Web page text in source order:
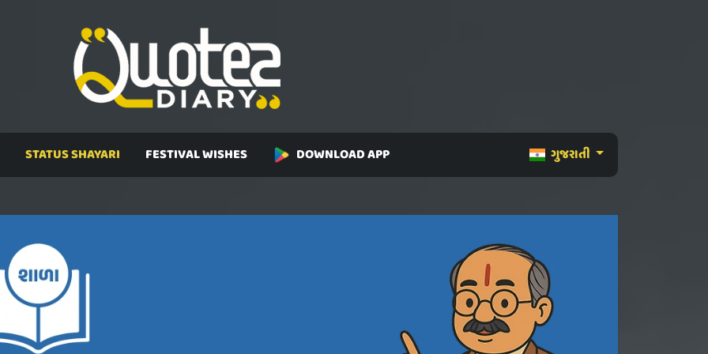
ગુજરાતી
STATUS SHAYARI FESTIVAL WISHES DOWNLOAD APP